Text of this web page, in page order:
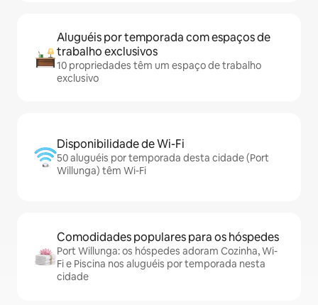
Aluguéis por temporada com espaços de
trabalho exclusivos
10 propriedades têm um espaço de trabalho
exclusivo
Disponibilidade de Wi-Fi
50 aluguéis por temporada desta cidade (Port
Willunga) têm Wi-Fi
Comodidades populares para os hóspedes
Port Willunga: os hóspedes adoram Cozinha, Wi-
Fi e Piscina nos aluguéis por temporada nesta
cidade